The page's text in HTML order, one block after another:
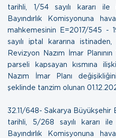
tarihli, 1/54 sayılı kararı
Bayındırlık Komisyonuna
mahkemesinin E=2017/545 -
sayılı iptal kararına
Revizyon Nazım İmar
parseli kapsayan kısmına
Nazım İmar Planı
şeklinde tanzim olunan
32.11/648- Sakarya Büyükşehir
tarihli, 5/268 sayılı kararı
Bayındırlık Komisyonuna